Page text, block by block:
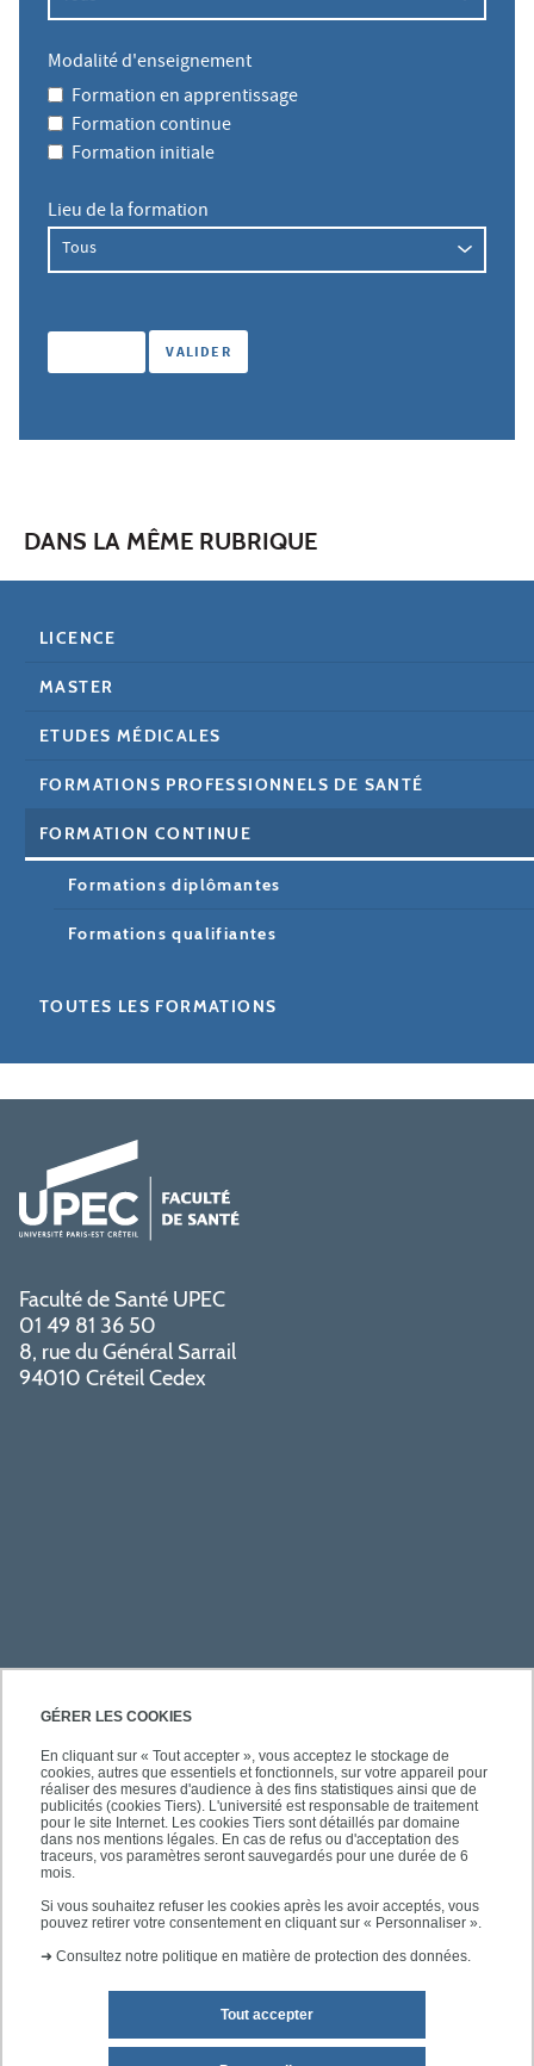
GÉRER LES COOKIES
En cliquant sur « Tout accepter », vous acceptez le stockage de
cookies, autres que essentiels et fonctionnels, sur votre appareil pour
réaliser des mesures d'audience à des fins statistiques ainsi que de
publicités (cookies Tiers). L'université est responsable de traitement
pour le site Internet. Les cookies Tiers sont détaillés par domaine
dans nos mentions légales. En cas de refus ou d'acceptation des
traceurs, vos paramètres seront sauvegardés pour une durée de 6
mois.
Si vous souhaitez refuser les cookies après les avoir acceptés, vous
pouvez retirer votre consentement en cliquant sur « Personnaliser ».
➜ Consultez notre politique en matière de protection des données.
Tout accepter
Modalité d'enseignement
Formation en apprentissage
Formation continue
Formation initiale
Lieu de la formation
DANS LA MÊME RUBRIQUE
LICENCE
MASTER
ETUDES MÉDICALES
FORMATIONS PROFESSIONNELS DE SANTÉ
FORMATION CONTINUE
Formations diplômantes
Formations qualifiantes
TOUTES LES FORMATIONS
Faculté de Santé UPEC
01 49 81 36 50
8, rue du Général Sarrail
94010 Créteil Cedex
PRATIQUE
ACCÈS RAPIDES
SUIVEZ-NOUS